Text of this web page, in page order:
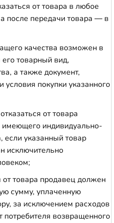
от товара в любое
после передачи товара — в
качества возможен в
товарный вид,
а также документ,
покупки указанного
от товара
индивидуально-
если указанный товар
исключительно
от товара продавец должен
сумму, уплаченную
за исключением расходов
потребителя возвращенного